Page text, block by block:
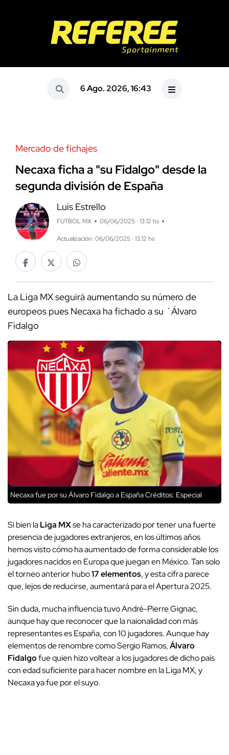
6 Ago. 2026, 16:43
Mercado de fichajes
Necaxa ficha a "su Fidalgo" desde la
segunda división de España
Luis Estrello
FUTBOL MX 06/06/2025 · 13:12 hs
Actualización: 06/06/2025 · 13:12 hs
La Liga MX seguirá aumentando su número de
europeos pues Necaxa ha fichado a su ´Álvaro
Fidalgo
Necaxa fue por su Álvaro Fidalgo a EspañaCréditos: Especial
Si bien laLiga MXse ha caracterizado por tener una fuerte
presencia de jugadores extranjeros, en los últimos años
hemos visto cómo ha aumentado de forma considerable los
jugadores nacidos en Europa que juegan en México. Tan solo
el torneo anterior hubo17 elementos, y esta cifra parece
que, lejos de reducirse, aumentará para el Apertura 2025.
Sin duda, mucha influencia tuvo André-Pierre Gignac,
aunque hay que reconocer que la naionalidad con más
representantes es España, con 10 jugadores. Aunque hay
elementos de renombre como Sergio Ramos,Álvaro
Fidalgofue quien hizo voltear a los jugadores de dicho país
con edad suficiente para hacer nombre en la Liga MX, y
Necaxa ya fue por el suyo.